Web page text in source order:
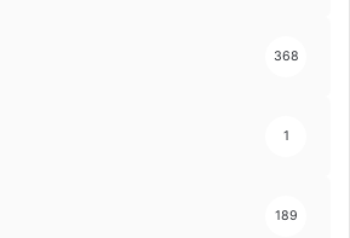
368
1
189